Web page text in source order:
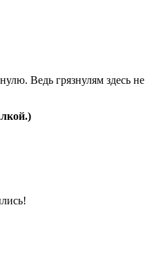
Ведь грязнулям здесь не